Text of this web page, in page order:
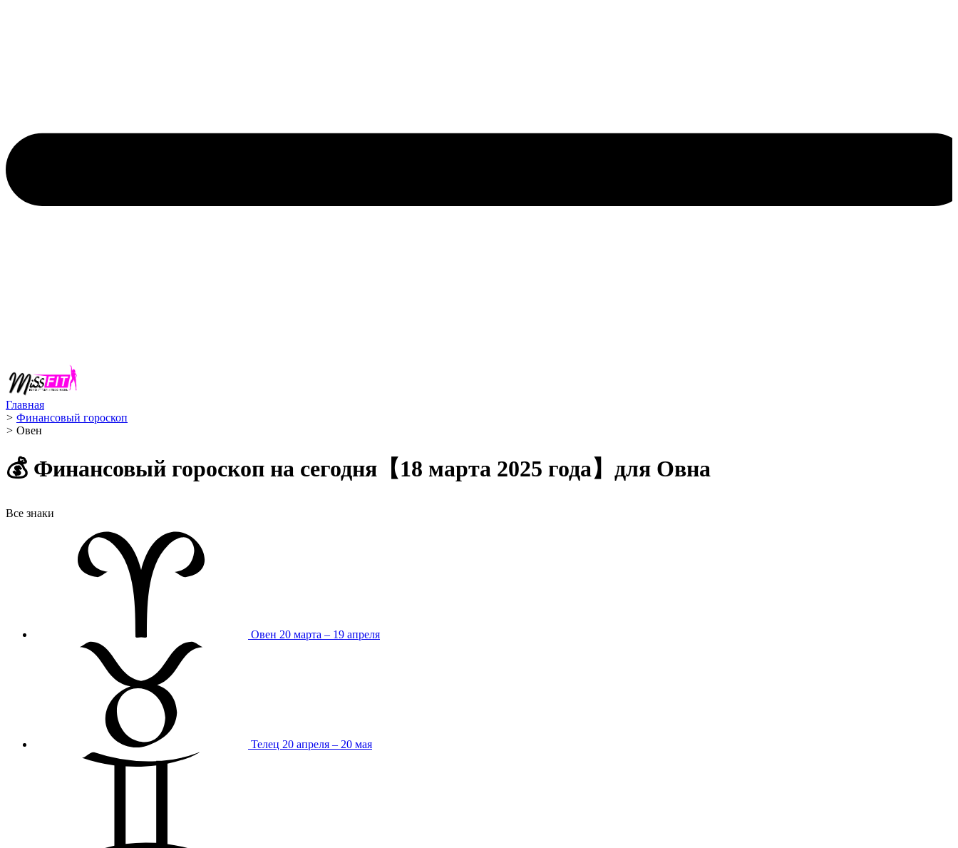
Главная
> Финансовый гороскоп
> Овен ️
💰 Финансовый гороскоп на сегодня【18 марта 2025 года】для Овна
Все знаки
Овен 20 марта – 19 апреля
Телец 20 апреля – 20 мая